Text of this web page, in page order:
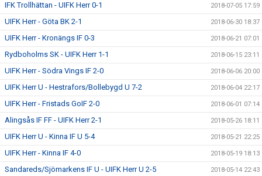
IFK Trollhättan - UIFK Herr 0-1 2018-07-05 17:59
UIFK Herr - Göta BK 2-1 2018-06-30 18:37
UIFK Herr - Kronängs IF 0-3 2018-06-21 07:01
Rydboholms SK - UIFK Herr 1-1 2018-06-15 23:11
UIFK Herr - Södra Vings IF 2-0 2018-06-06 20:00
UIFK Herr U - Hestrafors/Bollebygd U 7-2 2018-06-04 22:17
UIFK Herr - Fristads GoIF 2-0 2018-06-01 07:14
Alingsås IF FF - UIFK Herr 2-1 2018-05-26 18:11
UIFK Herr U - Kinna IF U 5-4 2018-05-21 22:25
UIFK Herr - Kinna IF 4-0 2018-05-19 18:13
Sandareds/Sjömarkens IF U - UIFK Herr U 2-5 2018-05-14 22:43